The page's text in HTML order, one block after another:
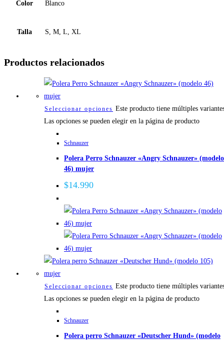
Color Blanco
Talla S, M, L, XL
Productos relacionados
Seleccionar opciones Este producto tiene múltiples
Las opciones se pueden elegir en la página de producto
Schnauzer
Polera Perro Schnauzer «Angry Schnauzer» (modelo
46) mujer
$14.990
Seleccionar opciones Este producto tiene múltiples
Las opciones se pueden elegir en la página de producto
Schnauzer
Polera perro Schnauzer «Deutscher Hund» (modelo